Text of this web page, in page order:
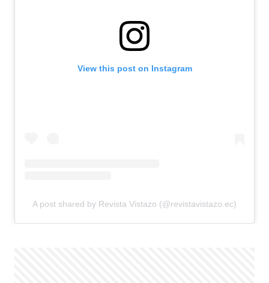
View this post on Instagram
A post shared by Revista Vistazo (@revistavistazo.ec)